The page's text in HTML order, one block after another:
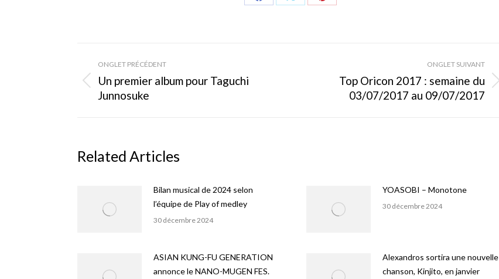
Share
Share
Share
Navigation
de
commentaire
ONGLET PRÉCÉDENT
Onglet
précédent
Un premier album pour Taguchi
Junnosuke
ONGLET SUIVANT
Top Oricon 2017 : semaine du
03/07/2017 au 09/07/2017
Related Articles
Bilan musical de 2024 selon
l’équipe de Play of medley
30 décembre 2024
YOASOBI – Monotone
30 décembre 2024
ASIAN KUNG-FU GENERATION
annonce le NANO-MUGEN FES.
Alexandros sortira une nouvelle
chanson, Kinjito, en janvier